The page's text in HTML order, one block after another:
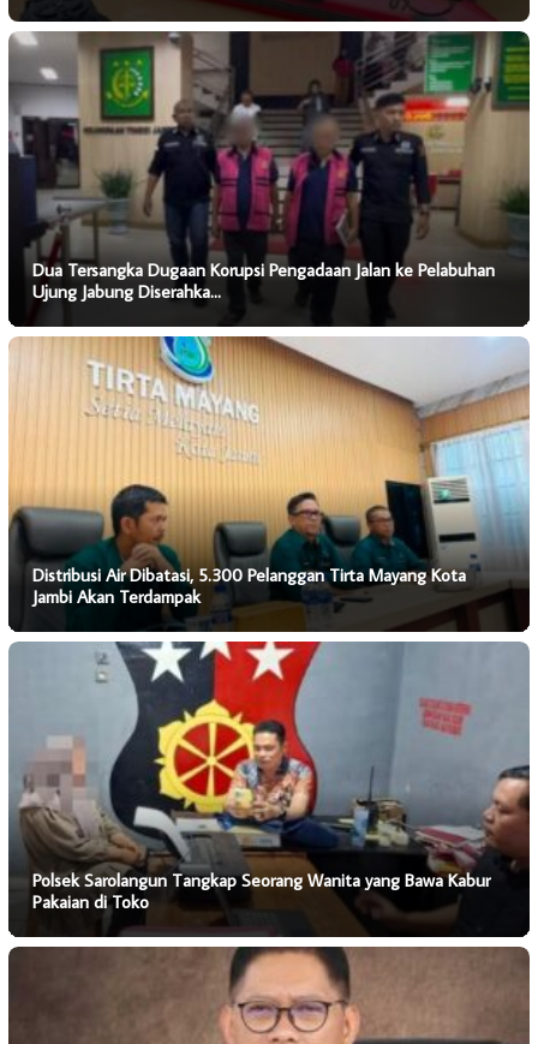
Dua Tersangka Dugaan Korupsi Pengadaan Jalan ke Pelabuhan
Ujung Jabung Diserahka…
Distribusi Air Dibatasi, 5.300 Pelanggan Tirta Mayang Kota
Jambi Akan Terdampak
Polsek Sarolangun Tangkap Seorang Wanita yang Bawa Kabur
Pakaian di Toko